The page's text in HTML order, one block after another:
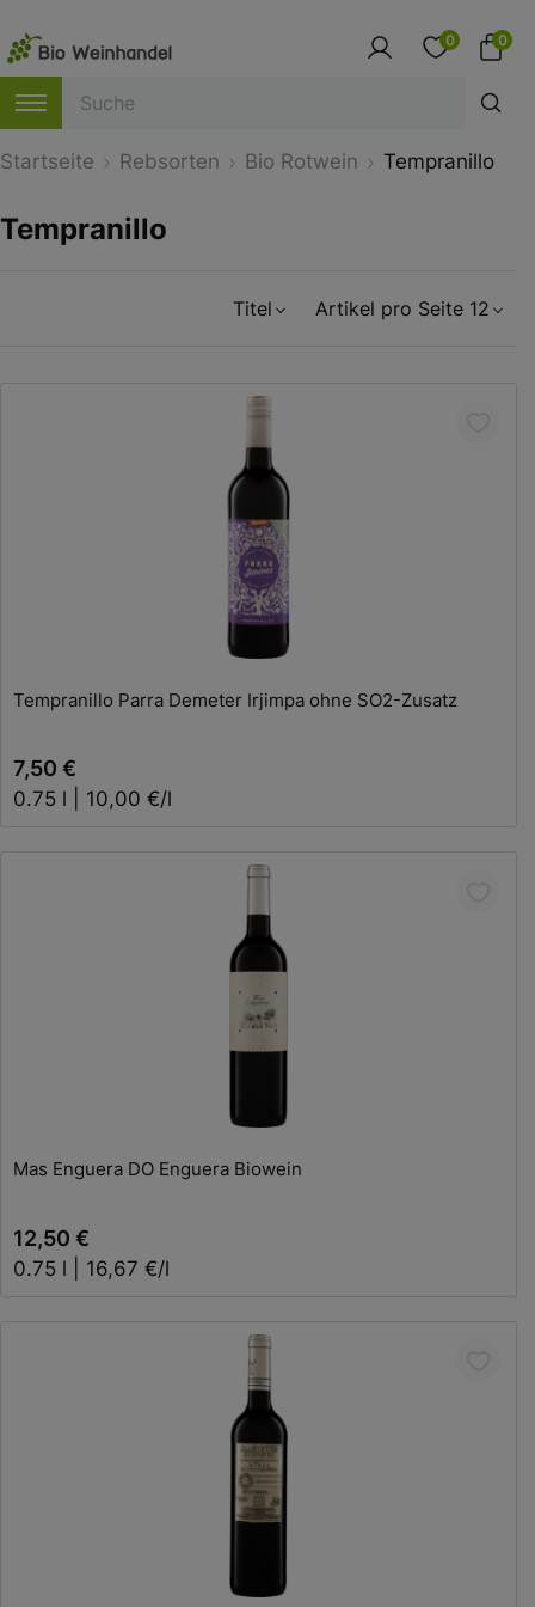
0 0
Startseite Rebsorten Bio Rotwein Tempranillo
Tempranillo
Titel Artikel pro Seite 12
Tempranillo Parra Demeter Irjimpa ohne SO2-Zusatz
7,50 €
0.75 l | 10,00 €/l
Mas Enguera DO Enguera Biowein
12,50 €
0.75 l | 16,67 €/l